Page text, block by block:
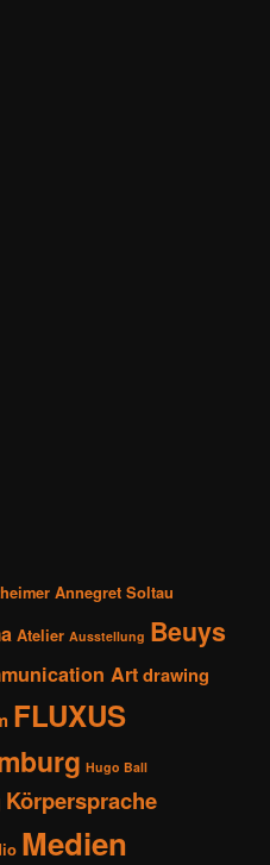
Annegret Soltau
Atelier Ausstellung Beuys
Artdrawing
FLUXUS
Hugo Ball
Körpersprache
Medien